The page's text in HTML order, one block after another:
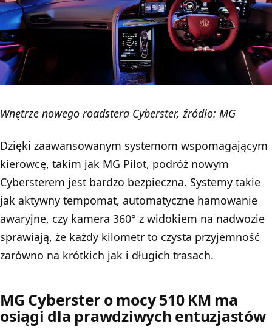
Wnętrze nowego roadstera Cyberster, źródło: MG
Dzięki zaawansowanym systemom wspomagającym
kierowcę, takim jak MG Pilot, podróż nowym
Cybersterem jest bardzo bezpieczna. Systemy takie
jak aktywny tempomat, automatyczne hamowanie
awaryjne, czy kamera 360° z widokiem na nadwozie
sprawiają, że każdy kilometr to czysta przyjemność
zarówno na krótkich jak i długich trasach.
MG Cyberster o mocy 510 KM ma
osiągi dla prawdziwych entuzjastów